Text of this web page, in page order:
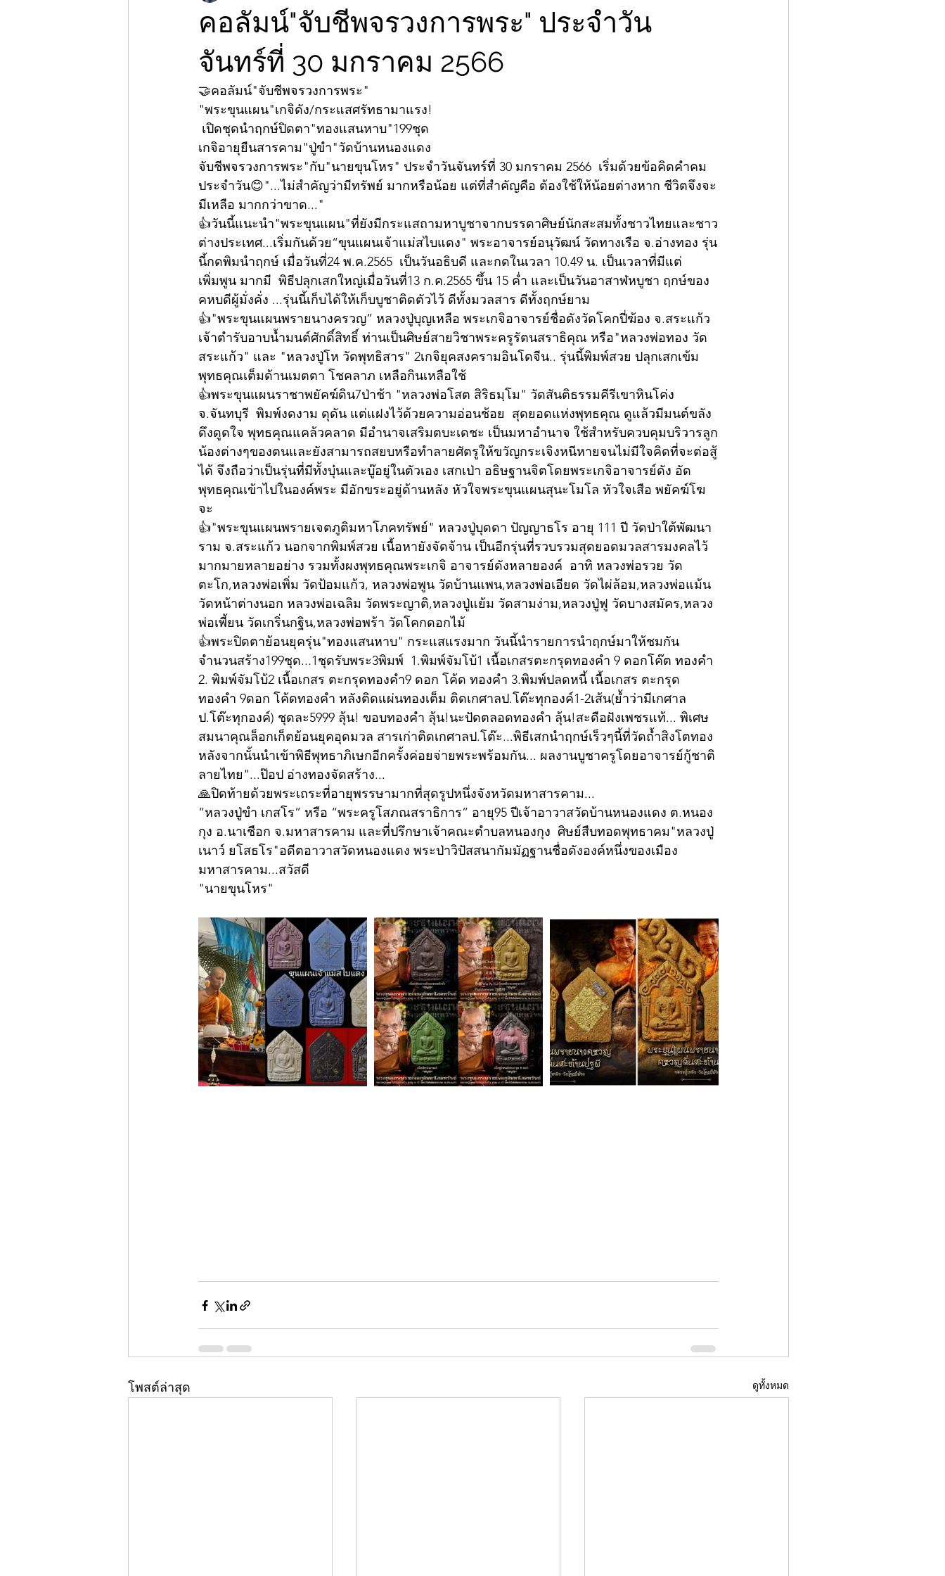
คอลัมน์"จับชีพจรวงการพระ" ประจำวัน
จันทร์ที่ 30 มกราคม 2566
🤝คอลัมน์"จับชีพจรวงการพระ"
"พระขุนแผน"เกจิดัง/กระแสศรัทธามาแรง!
เปิดชุดนำฤกษ์ปิดตา"ทองแสนหาบ"199ชุด
เกจิอายุยืนสารคาม"ปู่ขำ"วัดบ้านหนองแดง
จับชีพจรวงการพระ"กับ"นายขุนโหร" ประจำวันจันทร์ที่ 30 มกราคม 2566  เริ่มด้วยข้อคิดคำคม
ประจำวัน😊"...ไม่สำคัญว่ามีทรัพย์ มากหรือน้อย แต่ที่สำคัญคือ ต้องใช้ให้น้อยต่างหาก ชีวิตจึงจะ
มีเหลือ มากกว่าขาด..."
👍วันนี้แนะนำ"พระขุนแผน"ที่ยังมีกระแสถามหาบูชาจากบรรดาศิษย์นักสะสมทั้งชาวไทยและชาว
ต่างประเทศ...เริ่มกันด้วย“ขุนแผนเจ้าแม่สไบแดง" พระอาจารย์อนุวัฒน์ วัดทางเรือ จ.อ่างทอง รุ่น
นี้กดพิมนำฤกษ์ เมื่อวันที่24 พ.ค.2565  เป็นวันอธิบดี และกดในเวลา 10.49 น. เป็นเวลาที่มีแต่
เพิ่มพูน มากมี  พิธีปลุกเสกใหญ่เมื่อวันที่13 ก.ค.2565 ขึ้น 15 ค่ำ และเป็นวันอาสาฬหบูชา ฤกษ์ของ
คหบดีผู้มั่งคั่ง ...รุ่นนี้เก็บได้ให้เก็บบูชาติดตัวไว้ ดีทั้งมวลสาร ดีทั้งฤกษ์ยาม
👍"พระขุนแผนพรายนางครวญ” หลวงปู่บุญเหลือ พระเกจิอาจารย์ชื่อดังวัดโคกปี่ฆ้อง จ.สระแก้ว
เจ้าตำรับอาบน้ำมนต์ศักดิ์สิทธิ์ ท่านเป็นศิษย์สายวิชาพระครูรัตนสราธิคุณ หรือ"หลวงพ่อทอง วัด
สระแก้ว" และ "หลวงปู่โห วัดพุทธิสาร" 2เกจิยุคสงครามอินโดจีน.. รุ่นนี้พิมพ์สวย ปลุกเสกเข้ม
พุทธคุณเต็มด้านเมตตา โชคลาภ เหลือกินเหลือใช้
👍พระขุนแผนราชาพยัคฆ์ดิน7ป่าช้า "หลวงพ่อโสต สิริธมฺโม" วัดสันติธรรมคีรีเขาหินโค่ง
จ.จันทบุรี  พิมพ์งดงาม ดุดัน แต่แฝงไว้ด้วยความอ่อนช้อย  สุดยอดแห่งพุทธคุณ ดูแล้วมีมนต์ขลัง
ดึงดูดใจ พุทธคุณแคล้วคลาด มีอำนาจเสริมตบะเดชะ เป็นมหาอํานาจ ใช้สำหรับควบคุมบริวารลูก
น้องต่างๆของตนและยังสามารถสยบหรือทำลายศัตรูให้ขวัญกระเจิงหนีหายจนไม่มีใจคิดที่จะต่อสู้
ได้ จึงถือว่าเป็นรุ่นที่มีทั้งบุ๋นและบู๊อยู่ในตัวเอง เสกเป่า อธิษฐานจิตโดยพระเกจิอาจารย์ดัง อัด
พุทธคุณเข้าไปในองค์พระ มีอักขระอยู่ด้านหลัง หัวใจพระขุนแผนสุนะโมโล หัวใจเสือ พยัคฆ์โฆ
จะ
👍"พระขุนแผนพรายเจตภูติมหาโภคทรัพย์" หลวงปู่บุดดา ปัญญาธโร อายุ 111 ปี วัดป่าใต้พัฒนา
ราม จ.สระแก้ว นอกจากพิมพ์สวย เนื้อหายังจัดจ้าน เป็นอีกรุ่นที่รวบรวมสุดยอดมวลสารมงคลไว้
มากมายหลายอย่าง รวมทั้งผงพุทธคุณพระเกจิ อาจารย์ดังหลายองค์  อาทิ หลวงพ่อรวย วัด
ตะโก,หลวงพ่อเพิ่ม วัดป้อมแก้ว, หลวงพ่อพูน วัดบ้านแพน,หลวงพ่อเอียด วัดไผ่ล้อม,หลวงพ่อแม้น
วัดหน้าต่างนอก หลวงพ่อเฉลิม วัดพระญาติ,หลวงปู่แย้ม วัดสามง่าม,หลวงปู่ฟู วัดบางสมัคร,หลวง
พ่อเพี้ยน วัดเกริ่นกฐิน,หลวงพ่อพร้า วัดโคกดอกไม้
👍พระปิดตาย้อนยุครุ่น"ทองแสนหาบ" กระแสแรงมาก วันนี้นำรายการนำฤกษ์มาให้ชมกัน
จำนวนสร้าง199ชุด...1ชุดรับพระ3พิมพ์  1.พิมพ์จัมโบ้1 เนื้อเกสรตะกรุดทองคำ 9 ดอกโค๊ต ทองคำ
2. พิมพ์จัมโบ้2 เนื้อเกสร ตะกรุดทองคำ9 ดอก โค้ด ทองคำ 3.พิมพ์ปลดหนี้ เนื้อเกสร ตะกรุด
ทองคำ 9ดอก โค้ดทองคำ หลังติดแผ่นทองเต็ม ติดเกศาลป.โต๊ะทุกองค์1-2เส้น(ย้ำว่ามีเกศาล
ป.โต๊ะทุกองค์) ชุดละ5999 ลุ้น! ขอบทองคำ ลุ้น!นะปัดตลอดทองคำ ลุ้น!สะดือฝังเพชรแท้... พิเศษ
สมนาคุณล็อกเก็ตย้อนยุคอุดมวล สารเก่าติดเกศาลป.โต๊ะ...พิธีเสกนำฤกษ์เร็วๆนี้ที่วัดถ้ำสิงโตทอง
หลังจากนั้นนำเข้าพิธีพุทธาภิเษกอีกครั้งค่อยจ่ายพระพร้อมกัน... ผลงานบูชาครูโดยอาจารย์กู้ชาติ
ลายไทย"...ป๊อป อ่างทองจัดสร้าง...
🙏ปิดท้ายด้วยพระเถระที่อายุพรรษามากที่สุดรูปหนึ่งจังหวัดมหาสารคาม...
“หลวงปู่ขำ เกสโร” หรือ “พระครูโสภณสราธิการ” อายุ95 ปีเจ้าอาวาสวัดบ้านหนองแดง ต.หนอง
กุง อ.นาเชือก จ.มหาสารคาม และที่ปรึกษาเจ้าคณะตำบลหนองกุง  ศิษย์สืบทอดพุทธาคม"หลวงปู่
เนาว์ ยโสธโร"อดีตอาวาสวัดหนองแดง พระป่าวิปัสสนากัมมัฏฐานชื่อดังองค์หนึ่งของเมือง
มหาสารคาม...สวัสดี
"นายขุนโหร"
โพสต์ล่าสุด ดูทั้งหมด